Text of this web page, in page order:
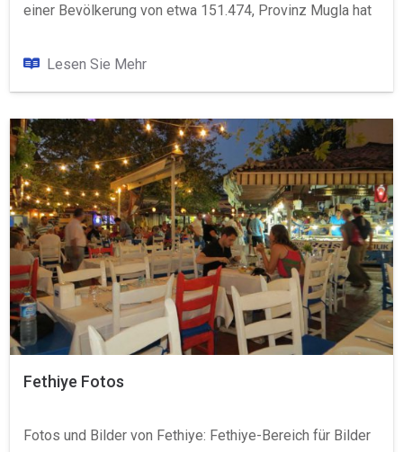
einer Bevölkerung von etwa 151.474, Provinz Mugla hat
Meer in einer ruhigen Gegend und wir können sagen,
dass die Bevölkerung effektiv ist. Ruhig und viel grün,
Weg von der Hektik der Stadt zu den beliebtesten Orten
unter, die geplant, um ein Leben von Fethiye.
Lesen Sie Mehr
Fethiye Fotos
Fotos und Bilder von Fethiye: Fethiye-Bereich für Bilder